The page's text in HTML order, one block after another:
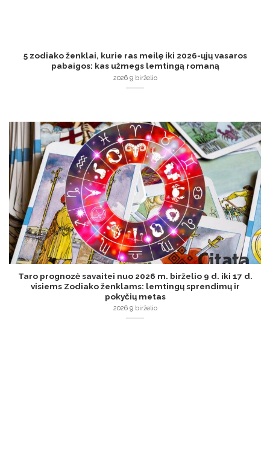
5 zodiako ženklai, kurie ras meilę iki 2026-ųjų vasaros
pabaigos: kas užmegs lemtingą romaną
2026 9 birželio
Taro prognozė savaitei nuo 2026 m. birželio 9 d. iki 17 d.
visiems Zodiako ženklams: lemtingų sprendimų ir
pokyčių metas
2026 9 birželio